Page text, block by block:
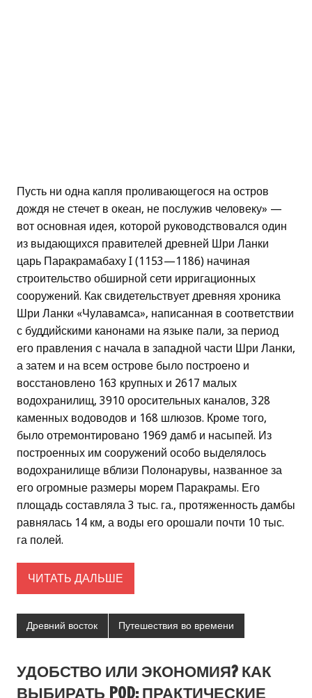
Пусть ни одна капля проливающегося на остров
дождя не стечет в океан, не послужив человеку» —
вот основная идея, которой руководствовался один
из выдающихся правителей древней Шри Ланки
царь Паракрамабаху I (1153—1186) начиная
строительство обширной сети ирригационных
сооружений. Как свидетельствует древняя хроника
Шри Ланки «Чулавамса», написанная в соответствии
с буддийскими канонами на языке пали, за период
его правления с начала в западной части Шри Ланки,
а затем и на всем острове было построено и
восстановлено 163 крупных и 2617 малых
водохранилищ, 3910 оросительных каналов, 328
каменных водоводов и 168 шлюзов. Кроме того,
было отремонтировано 1969 дамб и насыпей. Из
построенных им сооружений особо выделялось
водохранилище вблизи Полонарувы, названное за
его огромные размеры морем Паракрамы. Его
площадь составляла 3 тыс. га., протяженность дамбы
равнялась 14 км, а воды его орошали почти 10 тыс.
га полей.
ЧИТАТЬ ДАЛЬШЕ
Древний восток Путешествия во времени
УДОБСТВО ИЛИ ЭКОНОМИЯ? КАК
ВЫБИРАТЬ POD: ПРАКТИЧЕСКИЕ